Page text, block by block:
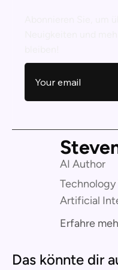
AI Author
Artificial
Erfahre
Das könnte dir